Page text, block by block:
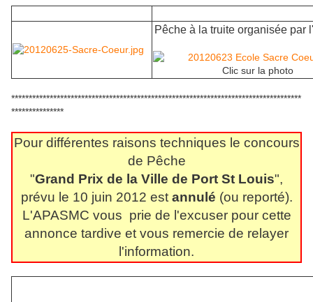
Pêche à la truite organisée par
Clic sur la photo
***********************************************************************************
***************
Pour différentes raisons techniques le concours
de Pêche
"Grand Prix de la Ville de Port St Louis",
prévu le 10 juin 2012 est annulé (ou reporté).
L'APASMC vous prie de l'excuser pour cette
annonce tardive et vous remercie de relayer
l'information.